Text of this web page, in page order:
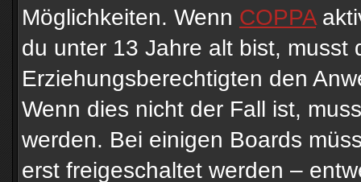
Möglichkeiten. Wenn COPPA
du unter 13 Jahre alt bist, musst
Erziehungsberechtigten den
Wenn dies nicht der Fall ist,
werden. Bei einigen Boards
erst freigeschaltet werden –